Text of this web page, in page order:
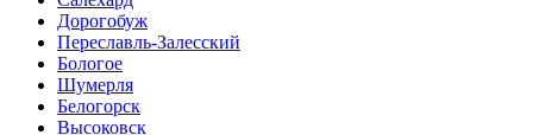
Дорогобуж
Переславль-Залесский
Бологое
Шумерля
Белогорск
Высоковск